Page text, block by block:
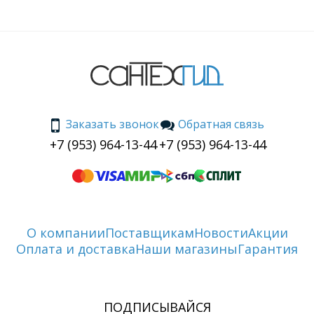
Заказать звонок
+7 (953) 964-13-44
Обратная связь
+7 (953) 964-13-44
О компанииПоставщикамНовостиАкции
Оплата и доставкаНаши магазиныГарантия
ПОДПИСЫВАЙСЯ